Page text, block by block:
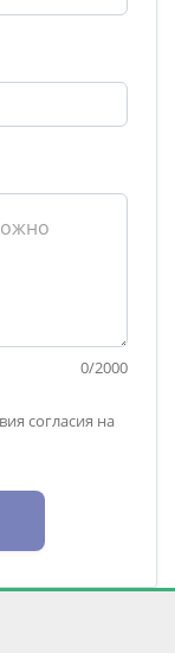
0/2000
согласия на